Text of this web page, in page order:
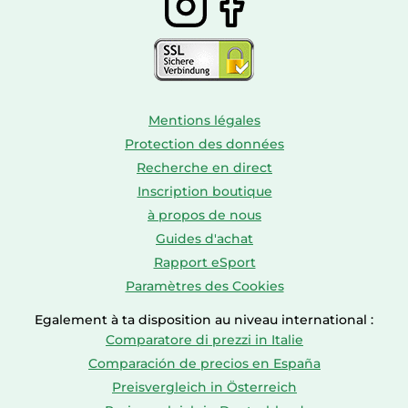
Mentions légales
Protection des données
Recherche en direct
Inscription boutique
à propos de nous
Guides d'achat
Rapport eSport
Paramètres des Cookies
Egalement à ta disposition au niveau international :
Comparatore di prezzi in Italie
Comparación de precios en España
Preisvergleich in Österreich